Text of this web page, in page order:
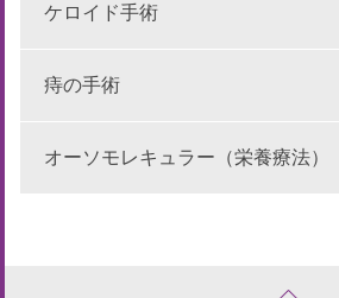
ケロイド手術
痔の手術
オーソモレキュラー（栄養療法）